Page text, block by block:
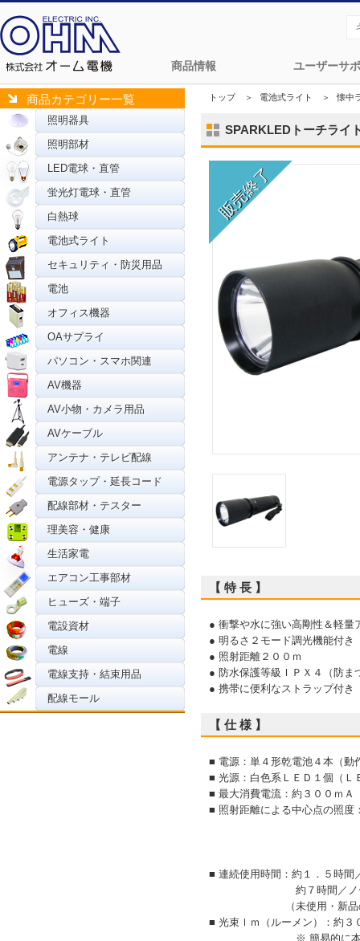
商品情報 ユーザーサ
商品カテゴリー一覧
照明器具
照明部材
LED電球・直管
蛍光灯電球・直管
白熱球
電池式ライト
セキュリティ・防災用品
電池
オフィス機器
OAサプライ
パソコン・スマホ関連
AV機器
AV小物・カメラ用品
AVケーブル
アンテナ・テレビ配線
電源タップ・延長コード
配線部材・テスター
理美容・健康
生活家電
エアコン工事部材
ヒューズ・端子
電設資材
電線
電線支持・結束用品
配線モール
トップ＞ 電池式ライト ＞ 懐中
SPARKLEDトーチライ
【 特 長 】
● 衝撃や水に強い高剛性＆軽量
● 明るさ２モード調光機能付き
● 照射距離２００ｍ
● 防水保護等級ＩＰＸ４（防ま
● 携帯に便利なストラップ付き
【 仕 様 】
■ 電源：単４形乾電池４本（動
■ 光源：白色系ＬＥＤ１個（Ｌ
■ 最大消費電流：約３００ｍＡ
■ 照射距離による中心点の照
■ 連続使用時間：約１．５時間
約７時間／ノーマ
（未使用・新品のア
■ 光束ｌｍ（ルーメン）：約３
※ 簡易的に本体照明部